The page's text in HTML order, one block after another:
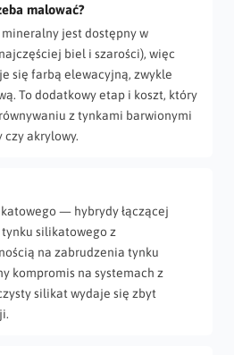
malować?
jest dostępny w
biel i szarości), więc
się farbą elewacyjną, zwykle
To dodatkowy etap i koszt, który
z tynkami barwionymi
czy akrylowy.
— hybrydy łączącej
silikatowego z
na zabrudzenia tynku
kompromis na systemach z
silikat wydaje się zbyt